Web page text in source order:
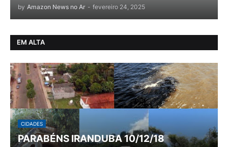
by Amazon News no Ar - fevereiro 24, 2025
EM ALTA
CIDADES
PARABÉNS IRANDUBA 10/12/18